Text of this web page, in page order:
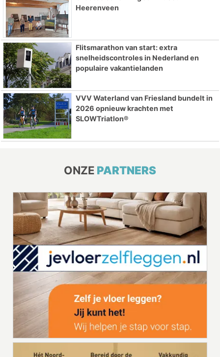
Heerenveen
Flitsmarathon van start: extra
snelheidscontroles in Nederland en
populaire vakantielanden
VVV Waterland van Friesland bundelt in
2026 opnieuw krachten met
SLOWTriatlon®
ONZE PARTNERS